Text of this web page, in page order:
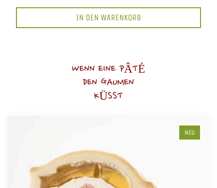
IN DEN WARENKORB
WENN EINE PÂTÉ
DEN GAUMEN
KÜSST
NEU